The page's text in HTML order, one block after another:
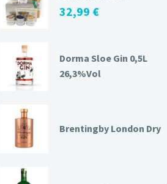
32,99 €
Dorma Sloe Gin 0,5L
26,3%Vol
Brentingby London Dry